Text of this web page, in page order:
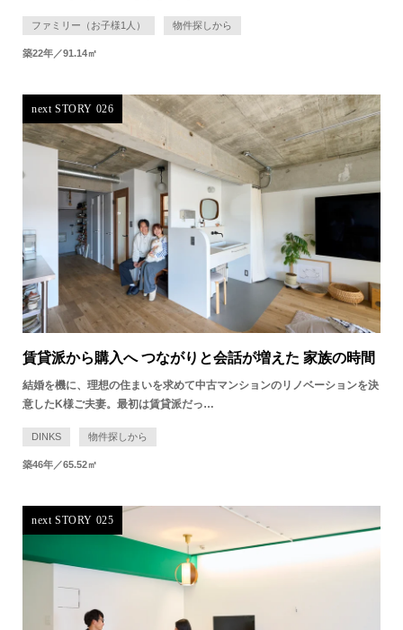
ファミリー（お子様1人） 物件探しから
築22年／91.14㎡
next STORY 026
賃貸派から購入へ つながりと会話が増えた 家族の時間
結婚を機に、理想の住まいを求めて中古マンションのリノベーションを決
意したK様ご夫妻。最初は賃貸派だっ…
DINKS 物件探しから
築46年／65.52㎡
next STORY 025